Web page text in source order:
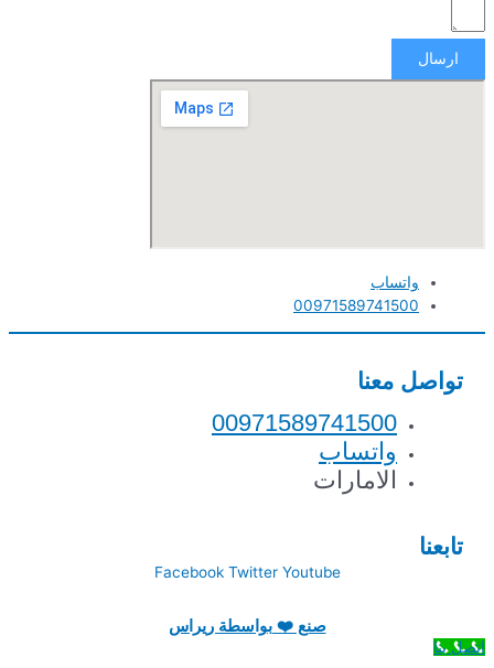
ارسال
واتساب
00971589741500
تواصل معنا
00971589741500
واتساب
الامارات
تابعنا
Facebook Twitter Youtube
صنع ❤️ بواسطة ريراس
اتصل بنا